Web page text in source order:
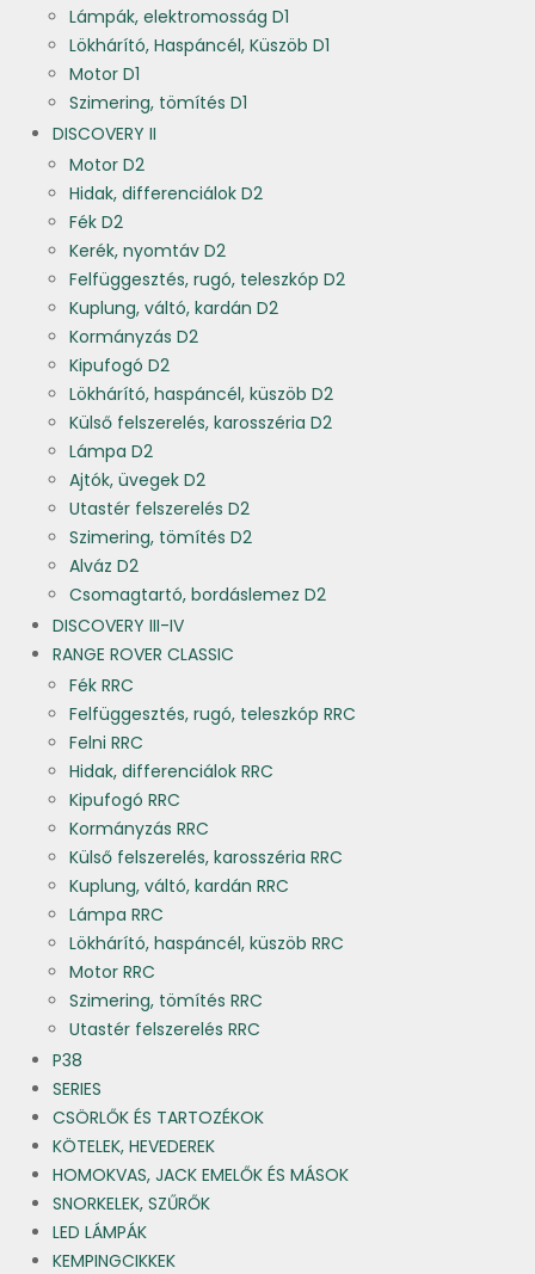
Lámpák, elektromosság D1
Lökhárító, Haspáncél, Küszöb D1
Motor D1
Szimering, tömítés D1
DISCOVERY II
Motor D2
Hidak, differenciálok D2
Fék D2
Kerék, nyomtáv D2
Felfüggesztés, rugó, teleszkóp D2
Kuplung, váltó, kardán D2
Kormányzás D2
Kipufogó D2
Lökhárító, haspáncél, küszöb D2
Külső felszerelés, karosszéria D2
Lámpa D2
Ajtók, üvegek D2
Utastér felszerelés D2
Szimering, tömítés D2
Alváz D2
Csomagtartó, bordáslemez D2
DISCOVERY III-IV
RANGE ROVER CLASSIC
Fék RRC
Felfüggesztés, rugó, teleszkóp RRC
Felni RRC
Hidak, differenciálok RRC
Kipufogó RRC
Kormányzás RRC
Külső felszerelés, karosszéria RRC
Kuplung, váltó, kardán RRC
Lámpa RRC
Lökhárító, haspáncél, küszöb RRC
Motor RRC
Szimering, tömítés RRC
Utastér felszerelés RRC
P38
SERIES
CSÖRLŐK ÉS TARTOZÉKOK
KÖTELEK, HEVEDEREK
HOMOKVAS, JACK EMELŐK ÉS MÁSOK
SNORKELEK, SZŰRŐK
LED LÁMPÁK
KEMPINGCIKKEK